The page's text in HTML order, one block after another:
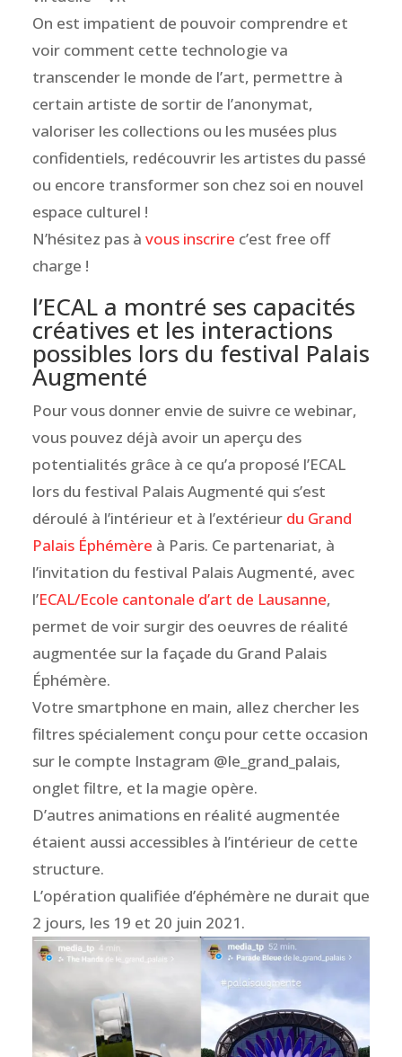
On est impatient de pouvoir comprendre et
voir comment cette technologie va
transcender le monde de l’art, permettre à
certain artiste de sortir de l’anonymat,
valoriser les collections ou les musées plus
confidentiels, redécouvrir les artistes du passé
ou encore transformer son chez soi en nouvel
espace culturel !
N’hésitez pas à vous inscrire c’est free off
charge !
l’ECAL a montré ses capacités
créatives et les interactions
possibles lors du festival Palais
Augmenté
Pour vous donner envie de suivre ce webinar,
vous pouvez déjà avoir un aperçu des
potentialités grâce à ce qu’a proposé l’ECAL
lors du festival Palais Augmenté qui s’est
déroulé à l’intérieur et à l’extérieur du Grand
Palais Éphémère à Paris. Ce partenariat, à
l’invitation du festival Palais Augmenté, avec
l’ECAL/Ecole cantonale d’art de Lausanne,
permet de voir surgir des oeuvres de réalité
augmentée sur la façade du Grand Palais
Éphémère.
Votre smartphone en main, allez chercher les
filtres spécialement conçu pour cette occasion
sur le compte Instagram @le_grand_palais,
onglet filtre, et la magie opère.
D’autres animations en réalité augmentée
étaient aussi accessibles à l’intérieur de cette
structure.
L’opération qualifiée d’éphémère ne durait que
2 jours, les 19 et 20 juin 2021.